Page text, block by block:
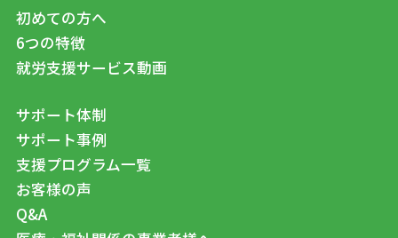
初めての方へ
6つの特徴
就労支援サービス動画
サポート体制
サポート事例
支援プログラム一覧
お客様の声
Q&A